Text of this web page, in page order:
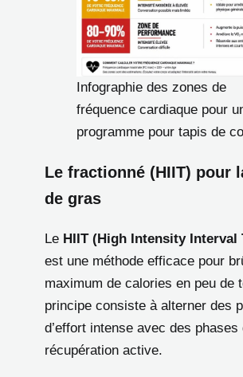
Infographie des zones de
fréquence cardiaque pour
programme pour tapis de
Le fractionné (HIIT) pour
de gras
Le HIIT (High Intensity Interval
est une méthode efficace pour
maximum de calories en peu de
principe consiste à alterner des
d’effort intense avec des phases
récupération active.